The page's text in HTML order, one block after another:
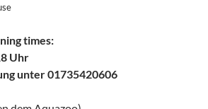
times:
Uhr
unter 01735420606